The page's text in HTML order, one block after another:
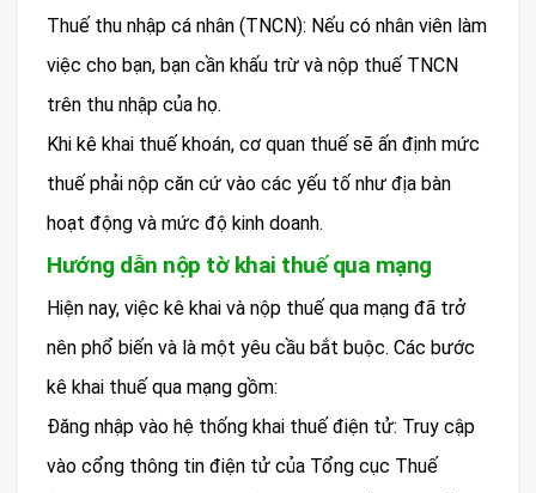
Thuế thu nhập cá nhân (TNCN): Nếu có nhân viên làm
việc cho bạn, bạn cần khấu trừ và nộp thuế TNCN
trên thu nhập của họ.
Khi kê khai thuế khoán, cơ quan thuế sẽ ấn định mức
thuế phải nộp căn cứ vào các yếu tố như địa bàn
hoạt động và mức độ kinh doanh.
Hướng dẫn nộp tờ khai thuế qua mạng
Hiện nay, việc kê khai và nộp thuế qua mạng đã trở
nên phổ biến và là một yêu cầu bắt buộc. Các bước
kê khai thuế qua mạng gồm:
Đăng nhập vào hệ thống khai thuế điện tử: Truy cập
vào cổng thông tin điện tử của Tổng cục Thuế